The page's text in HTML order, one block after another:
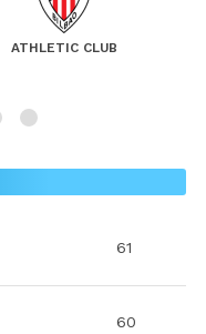
ATHLETIC CLUB
61
60